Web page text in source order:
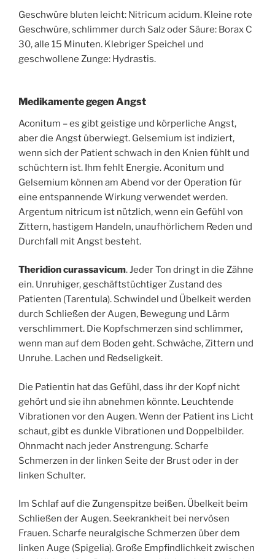
Geschwüre bluten leicht: Nitricum acidum. Kleine rote
Geschwüre, schlimmer durch Salz oder Säure: Borax C
30, alle 15 Minuten. Klebriger Speichel und
geschwollene Zunge: Hydrastis.
Medikamente gegen Angst
Aconitum – es gibt geistige und körperliche Angst,
aber die Angst überwiegt. Gelsemium ist indiziert,
wenn sich der Patient schwach in den Knien fühlt und
schüchtern ist. Ihm fehlt Energie. Aconitum und
Gelsemium können am Abend vor der Operation für
eine entspannende Wirkung verwendet werden.
Argentum nitricum ist nützlich, wenn ein Gefühl von
Zittern, hastigem Handeln, unaufhörlichem Reden und
Durchfall mit Angst besteht.
Theridion curassavicum. Jeder Ton dringt in die Zähne
ein. Unruhiger, geschäftstüchtiger Zustand des
Patienten (Tarentula). Schwindel und Übelkeit werden
durch Schließen der Augen, Bewegung und Lärm
verschlimmert. Die Kopfschmerzen sind schlimmer,
wenn man auf dem Boden geht. Schwäche, Zittern und
Unruhe. Lachen und Redseligkeit.
Die Patientin hat das Gefühl, dass ihr der Kopf nicht
gehört und sie ihn abnehmen könnte. Leuchtende
Vibrationen vor den Augen. Wenn der Patient ins Licht
schaut, gibt es dunkle Vibrationen und Doppelbilder.
Ohnmacht nach jeder Anstrengung. Scharfe
Schmerzen in der linken Seite der Brust oder in der
linken Schulter.
Im Schlaf auf die Zungenspitze beißen. Übelkeit beim
Schließen der Augen. Seekrankheit bei nervösen
Frauen. Scharfe neuralgische Schmerzen über dem
linken Auge (Spigelia). Große Empfindlichkeit zwischen